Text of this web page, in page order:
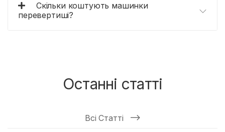
Скільки коштують машинки
перевертиші?
Останні статті
Всі Статті